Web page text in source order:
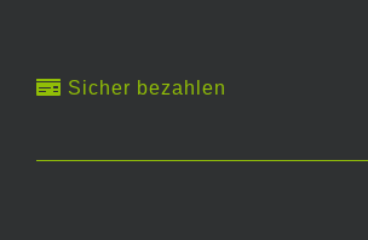
Sicher bezahlen